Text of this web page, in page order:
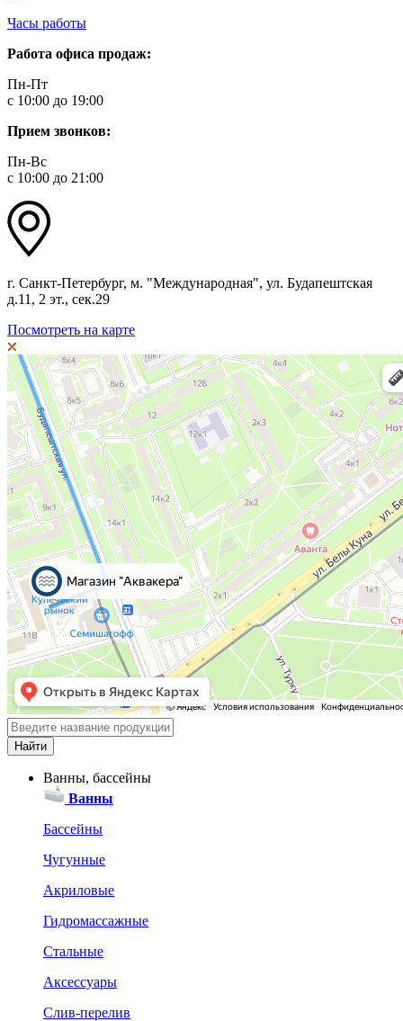
Часы работы
Работа офиса продаж:
Пн-Пт
с 10:00 до 19:00
Прием звонков:
Пн-Вс
с 10:00 до 21:00
г. Санкт-Петербург, м. "Международная", ул. Будапештская
д.11, 2 эт., сек.29
Посмотреть на карте
Ванны, бассейны
Ванны
Бассейны
Чугунные
Акриловые
Гидромассажные
Стальные
Аксессуары
Слив-перелив